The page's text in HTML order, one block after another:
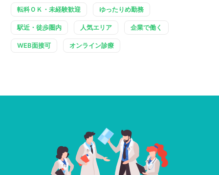
転科ＯＫ・未経験歓迎 ゆったりめ勤務
駅近・徒歩圏内 人気エリア 企業で働く
WEB面接可 オンライン診療